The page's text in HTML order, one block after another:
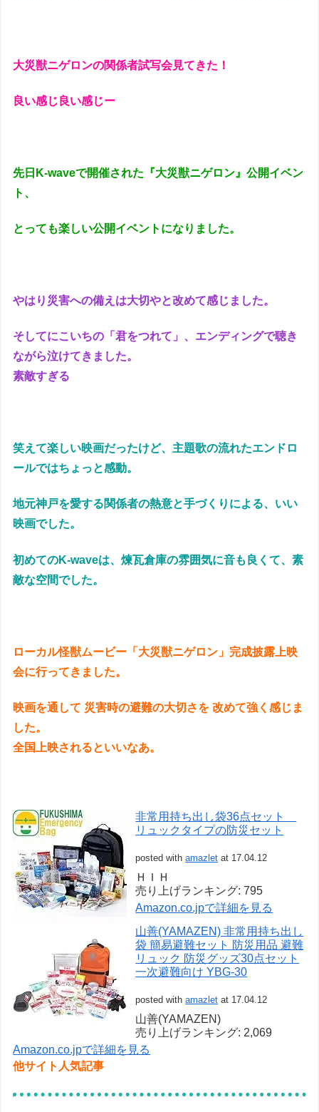
大災獣ニゲロンの関係者試写会見てきた！
良い感じ良い感じー
先日K-waveで開催された『大災獣ニゲロン』公開イベン
ト、
とっても楽しい公開イベントになりました。
やはり災害への備えは大切やと改めて感じました。
そしてにこいちの「君をつれて」、エンディングで聴き
ながら泣けてきました。
素敵すぎる
笑えて楽しい映画だったけど、主題歌の流れたエンドロ
ールではちょっと感動。
地元神戸を愛する関係者の熱意と手づくりによる、いい
映画でした。
初めてのK-waveは、煉瓦倉庫の雰囲気に音も良くて、素
敵な空間でした。
ローカル怪獣ムービー「大災獣ニゲロン」完成披露上映
会に行ってきました。
映画を通して 災害時の避難の大切さを 改めて強く感じま
した。
全国上映されるといいなあ。
非常用持ち出し袋36点セット
リュックタイプの防災セット
posted withamazlet at 17.04.12
ＨＩＨ
売り上げランキング: 795
Amazon.co.jpで詳細を見る
山善(YAMAZEN) 非常用持ち出し
袋 簡易避難セット 防災用品 避難
リュック 防災グッズ30点セット
一次避難向け YBG-30
posted withamazlet at 17.04.12
山善(YAMAZEN)
売り上げランキング: 2,069
Amazon.co.jpで詳細を見る
他サイト人気記事